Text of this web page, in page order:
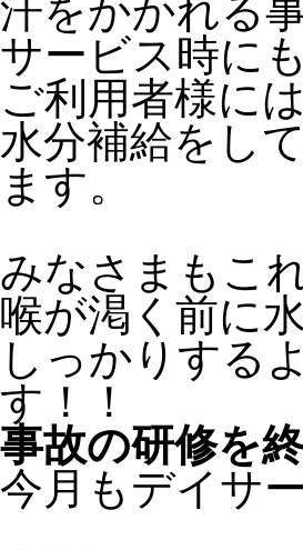
汗をかかれる
サービス時にも
ご利用者様に
水分補給をし
ます。
みなさまもこ
喉が渇く前に
しっかりする
す！！
事故の研修を
今月もデイサ